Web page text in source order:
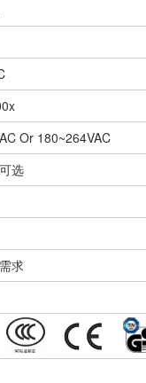
Or 180~264VAC
选
求